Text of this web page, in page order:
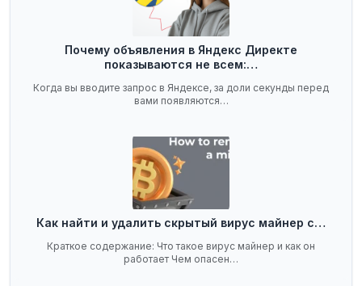
Почему объявления в Яндекс Директе
показываются не всем:…
Когда вы вводите запрос в Яндексе, за доли секунды перед
вами появляются…
Как найти и удалить скрытый вирус майнер с…
Краткое содержание: Что такое вирус майнер и как он
работает Чем опасен…